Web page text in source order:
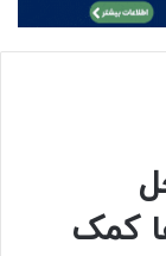
کمک